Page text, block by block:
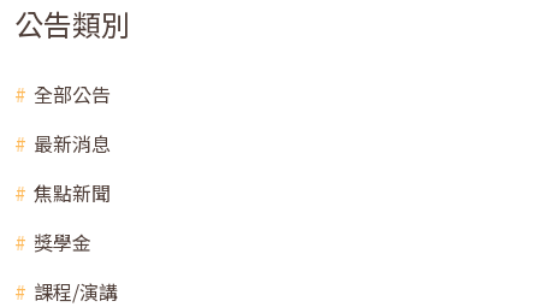
公告類別
全部公告
最新消息
焦點新聞
獎學金
課程/演講